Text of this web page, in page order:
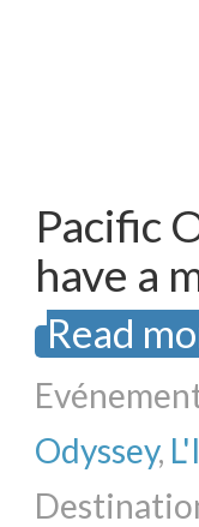
Pacific
have a
Read
Odyssey,